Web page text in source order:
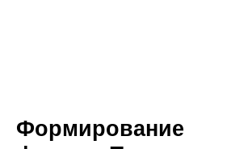
Формирование